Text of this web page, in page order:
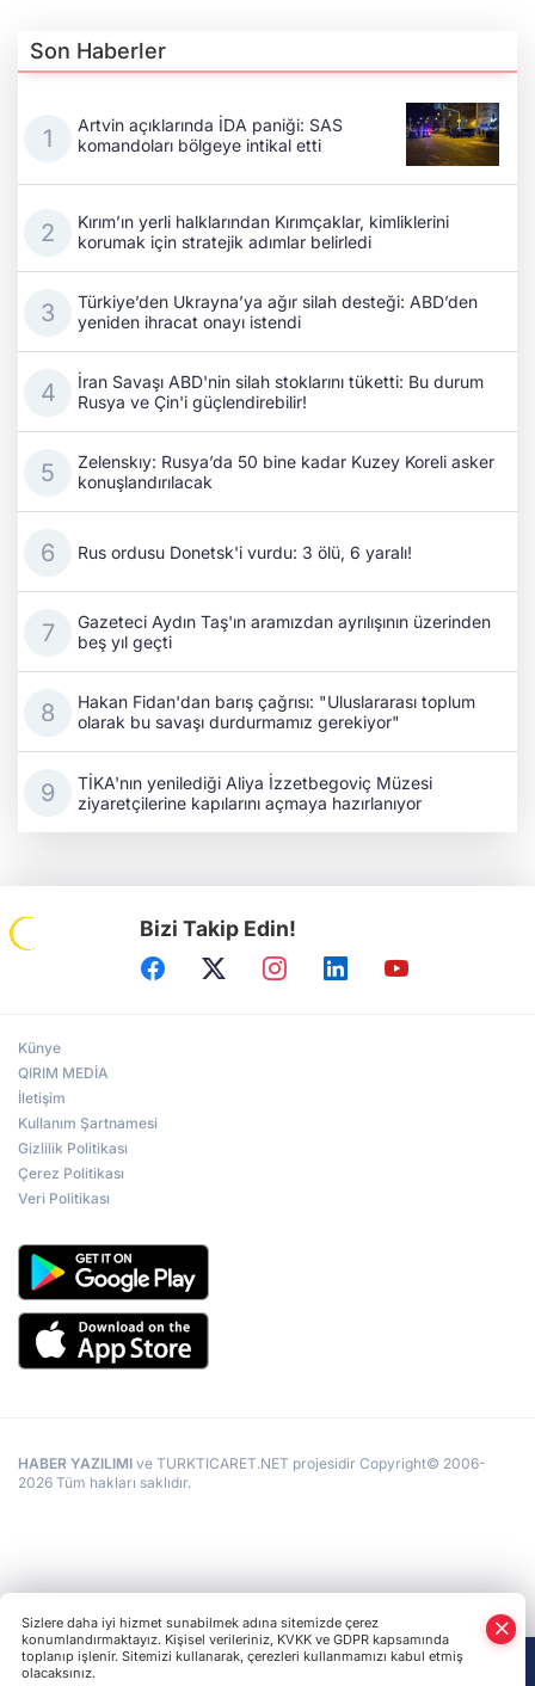
Son Haberler
Artvin açıklarında İDA paniği: SAS
komandoları bölgeye intikal etti
Kırım’ın yerli halklarından Kırımçaklar, kimliklerini
korumak için stratejik adımlar belirledi
Türkiye’den Ukrayna’ya ağır silah desteği: ABD’den
yeniden ihracat onayı istendi
İran Savaşı ABD'nin silah stoklarını tüketti: Bu durum
Rusya ve Çin'i güçlendirebilir!
Zelenskıy: Rusya’da 50 bine kadar Kuzey Koreli asker
konuşlandırılacak
Rus ordusu Donetsk'i vurdu: 3 ölü, 6 yaralı!
Gazeteci Aydın Taş'ın aramızdan ayrılışının üzerinden
beş yıl geçti
Hakan Fidan'dan barış çağrısı: "Uluslararası toplum
olarak bu savaşı durdurmamız gerekiyor"
TİKA'nın yenilediği Aliya İzzetbegoviç Müzesi
ziyaretçilerine kapılarını açmaya hazırlanıyor
Bizi Takip Edin!
Künye
QIRIM MEDİA
İletişim
Kullanım Şartnamesi
Gizlilik Politikası
Çerez Politikası
Veri Politikası
HABER YAZILIMI ve TURKTICARET.NET projesidir Copyright© 2006-
2026 Tüm hakları saklıdır.
Sizlere daha iyi hizmet sunabilmek adına sitemizde çerez
konumlandırmaktayız. Kişisel verileriniz, KVKK ve GDPR kapsamında
toplanıp işlenir. Sitemizi kullanarak, çerezleri kullanmamızı kabul etmiş
olacaksınız.